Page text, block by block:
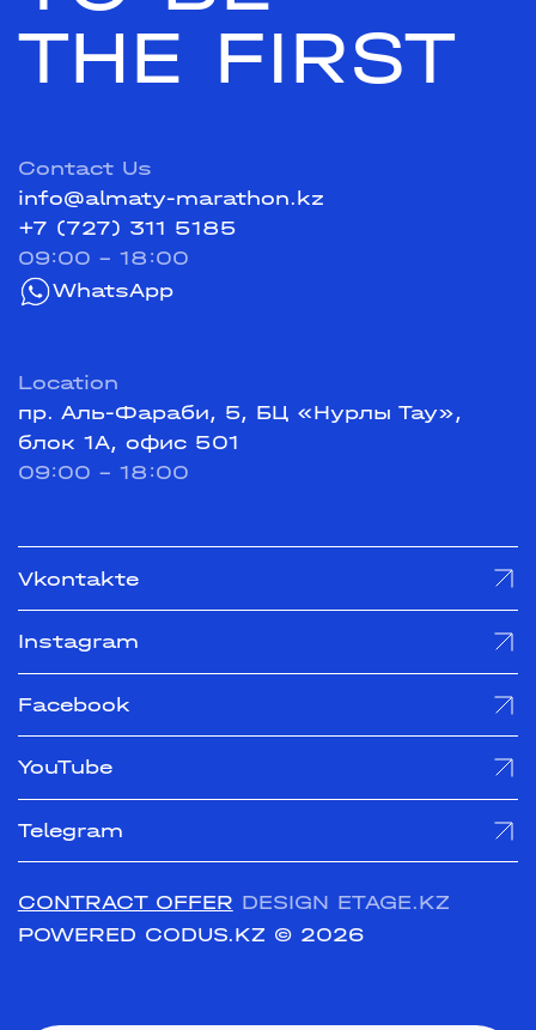
THE FIRST
Contact Us
info@almaty-marathon.kz
+7 (727) 311 5185
09:00 - 18:00
WhatsApp
Location
пр. Аль-Фараби, 5, БЦ «Нурлы Тау»,
блок 1А, офис 501
09:00 - 18:00
Vkontakte
Instagram
Facebook
YouTube
Telegram
CONTRACT OFFER DESIGN ETAGE.KZ
POWERED CODUS.KZ © 2026